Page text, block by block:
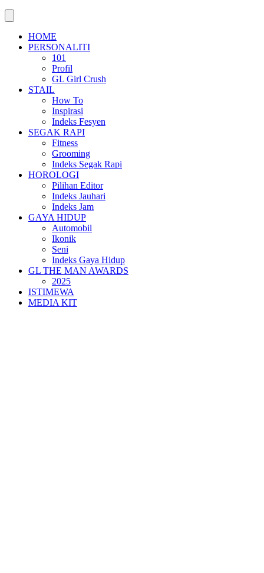
HOME
PERSONALITI
101
Profil
GL Girl Crush
STAIL
How To
Inspirasi
Indeks Fesyen
SEGAK RAPI
Fitness
Grooming
Indeks Segak Rapi
HOROLOGI
Pilihan Editor
Indeks Jauhari
Indeks Jam
GAYA HIDUP
Automobil
Ikonik
Seni
Indeks Gaya Hidup
GL THE MAN AWARDS
2025
ISTIMEWA
MEDIA KIT